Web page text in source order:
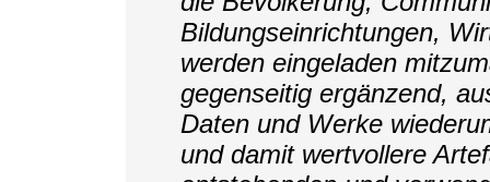
Bildungseinrichtungen,
werden eingeladen
gegenseitig ergänzend,
Daten und Werke
und damit wertvollere